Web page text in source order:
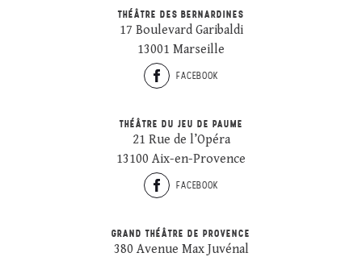
THÉÂTRE DES BERNARDINES
17 Boulevard Garibaldi
13001 Marseille
FACEBOOK
THÉÂTRE DU JEU DE PAUME
21 Rue de l’Opéra
13100 Aix-en-Provence
FACEBOOK
GRAND THÉÂTRE DE PROVENCE
380 Avenue Max Juvénal